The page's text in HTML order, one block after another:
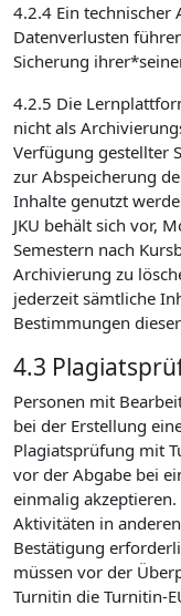
4.2.4 Ein technischer
Datenverlusten
Sicherung
4.2.5 Die
nicht als
Verfügung gestellter
zur Abspeicherung
Inhalte genutzt
JKU behält sich vor,
Semestern nach
Archivierung zu
jederzeit sämtliche
Bestimmungen
4.3
Personen mit
bei der Erstellung
Plagiatsprüfung mit
vor der Abgabe bei
einmalig akzeptieren.
Aktivitäten in
Bestätigung
müssen vor der
Turnitin die Turnitin-